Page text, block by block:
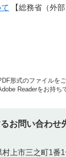
【総務省（外
形式のファイルを
Readerをお持ち
お問い合わせ
村上市三之町1番